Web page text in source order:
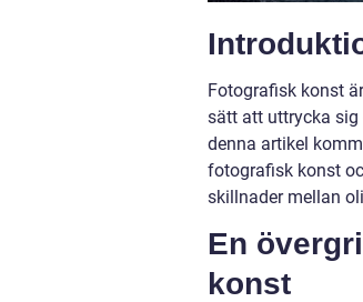
Fotografisk konst
sätt att uttrycka
denna artikel
fotografisk konst
skillnader mellan
En
konst